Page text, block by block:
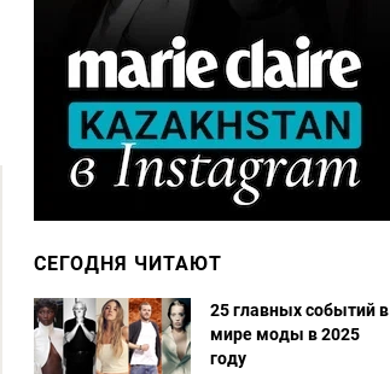
СЕГОДНЯ ЧИТАЮТ
25 главных событий в
мире моды в 2025
году